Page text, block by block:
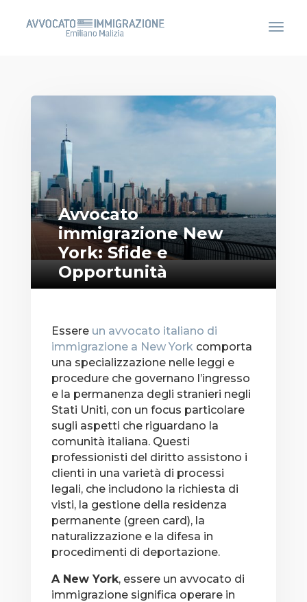
Avvocato
immigrazione New
York: Sfide e
Opportunità
​Essere un avvocato italiano di
immigrazione a New Yorkcomporta
una specializzazione nelle leggi e
procedure che governano l’ingresso
e la permanenza degli stranieri negli
Stati Uniti, con un focus particolare
sugli aspetti che riguardano la
comunità italiana. Questi
professionisti del diritto assistono i
clienti in una varietà di processi
legali, che includono la richiesta di
visti, la gestione della residenza
permanente (green card), la
naturalizzazione e la difesa in
procedimenti di deportazione.
A New York, essere un avvocato di
immigrazione significa operare in